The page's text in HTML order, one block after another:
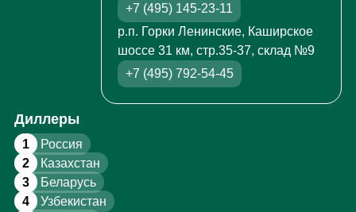
+7 (495) 145-23-11
р.п. Горки Ленинские, Каширское
шоссе 31 км, стр.35-37, склад №9
+7 (495) 792-54-45
Диллеры
1 Россия
2 Казахстан
3 Беларусь
4 Узбекистан